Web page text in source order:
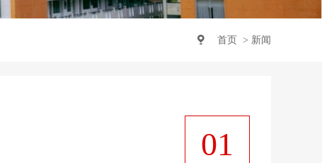
首页 > 新闻
01